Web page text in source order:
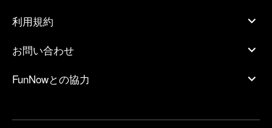
利用規約
お問い合わせ
FunNowとの協力